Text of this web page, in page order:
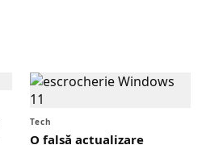
Tech
O falsă actualizare